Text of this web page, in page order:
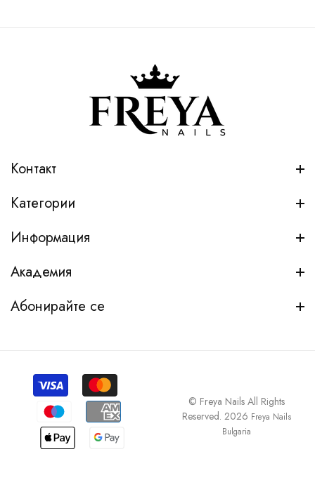
Контакт
Категории
Информация
Академия
Абонирайте се
© Freya Nails All Rights
Reserved. 2026 Freya Nails
Bulgaria